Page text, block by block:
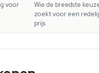
voor
Wie de breedste
zoekt voor een
prijs